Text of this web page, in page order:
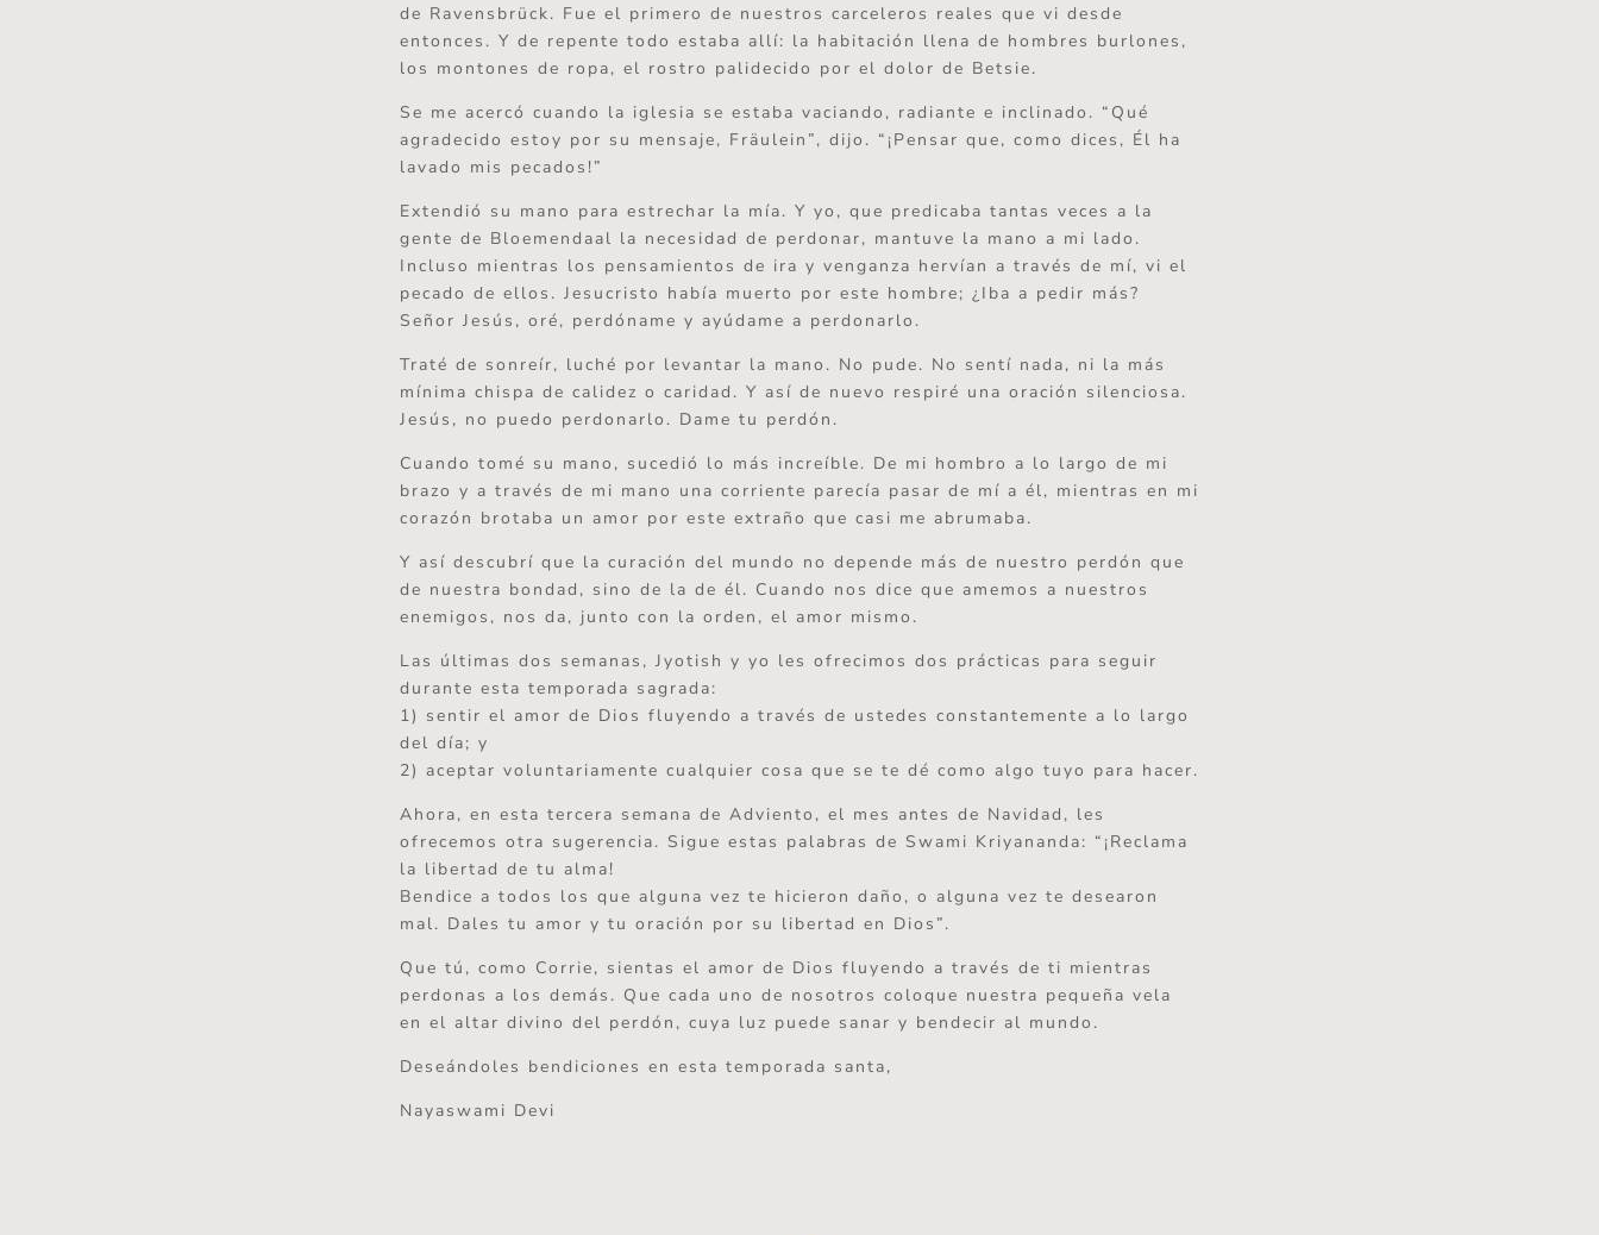
de Ravensbrück. Fue el primero de nuestros carceleros reales que vi desde
entonces. Y de repente todo estaba allí: la habitación llena de hombres burlones,
los montones de ropa, el rostro palidecido por el dolor de Betsie.
Se me acercó cuando la iglesia se estaba vaciando, radiante e inclinado. “Qué
agradecido estoy por su mensaje, Fräulein”, dijo. “¡Pensar que, como dices, Él ha
lavado mis pecados!”
Extendió su mano para estrechar la mía. Y yo, que predicaba tantas veces a la
gente de Bloemendaal la necesidad de perdonar, mantuve la mano a mi lado.
Incluso mientras los pensamientos de ira y venganza hervían a través de mí, vi el
pecado de ellos. Jesucristo había muerto por este hombre; ¿Iba a pedir más?
Señor Jesús, oré, perdóname y ayúdame a perdonarlo.
Traté de sonreír, luché por levantar la mano. No pude. No sentí nada, ni la más
mínima chispa de calidez o caridad. Y así de nuevo respiré una oración silenciosa.
Jesús, no puedo perdonarlo. Dame tu perdón.
Cuando tomé su mano, sucedió lo más increíble. De mi hombro a lo largo de mi
brazo y a través de mi mano una corriente parecía pasar de mí a él, mientras en mi
corazón brotaba un amor por este extraño que casi me abrumaba.
Y así descubrí que la curación del mundo no depende más de nuestro perdón que
de nuestra bondad, sino de la de él. Cuando nos dice que amemos a nuestros
enemigos, nos da, junto con la orden, el amor mismo.
Las últimas dos semanas, Jyotish y yo les ofrecimos dos prácticas para seguir
durante esta temporada sagrada:
1) sentir el amor de Dios fluyendo a través de ustedes constantemente a lo largo
del día; y
2) aceptar voluntariamente cualquier cosa que se te dé como algo tuyo para hacer.
Ahora, en esta tercera semana de Adviento, el mes antes de Navidad, les
ofrecemos otra sugerencia. Sigue estas palabras de Swami Kriyananda: “¡Reclama
la libertad de tu alma!
Bendice a todos los que alguna vez te hicieron daño, o alguna vez te desearon
mal. Dales tu amor y tu oración por su libertad en Dios”.
Que tú, como Corrie, sientas el amor de Dios fluyendo a través de ti mientras
perdonas a los demás. Que cada uno de nosotros coloque nuestra pequeña vela
en el altar divino del perdón, cuya luz puede sanar y bendecir al mundo.
Deseándoles bendiciones en esta temporada santa,
Nayaswami Devi